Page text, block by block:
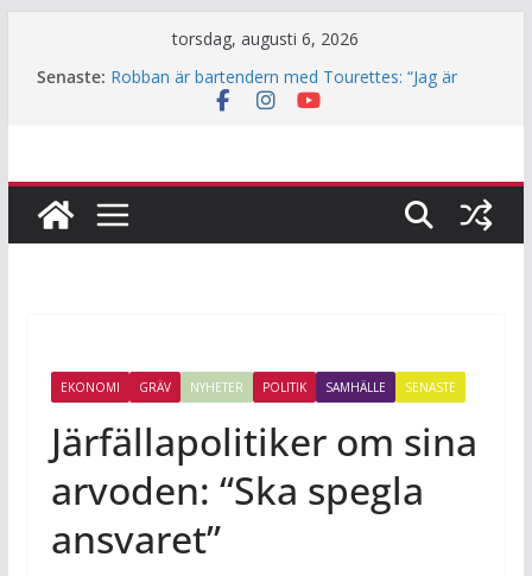
torsdag, augusti 6, 2026
Senaste: Robban är bartendern med Tourettes: “Jag är
också bara människa”
Årets lamm och killingar är här – det här ska du
tänka på innan du klappar dem
Häng med när JiF:s reporter testar parkour
EKONOMI GRÄV NYHETER POLITIK SAMHÄLLE SENASTE
Järfällapolitiker om sina
arvoden: “Ska spegla
ansvaret”